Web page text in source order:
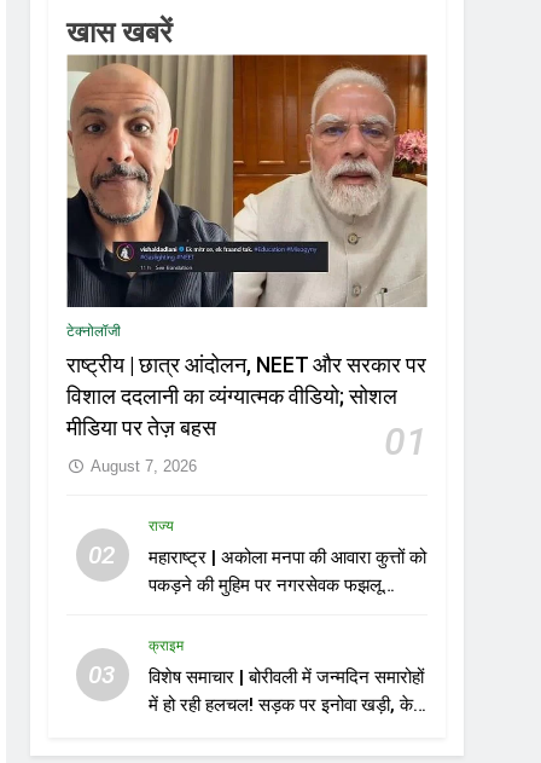
वस्त्रों को मिलेगा बढ़ावा
खास खबरें
टेक्नोलॉजी
राष्ट्रीय | छात्र आंदोलन, NEET और सरकार पर
विशाल ददलानी का व्यंग्यात्मक वीडियो; सोशल
मीडिया पर तेज़ बहस
01
August 7, 2026
02
राज्य
महाराष्ट्र | अकोला मनपा की आवारा कुत्तों को
पकड़ने की मुहिम पर नगरसेवक फझलू
03
क्राइम
विशेष समाचार | बोरीवली में जन्मदिन समारोहों
में हो रही हलचल! सड़क पर इनोवा खड़ी, केक